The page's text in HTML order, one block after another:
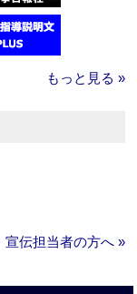
もっと見る »
宣伝担当者の方へ »